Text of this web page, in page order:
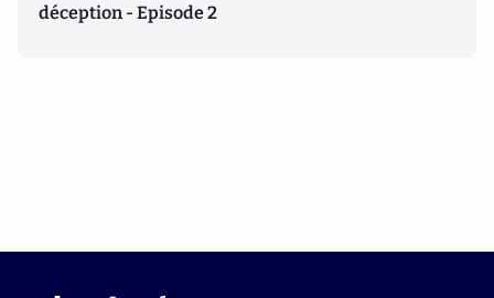
déception - Episode 2